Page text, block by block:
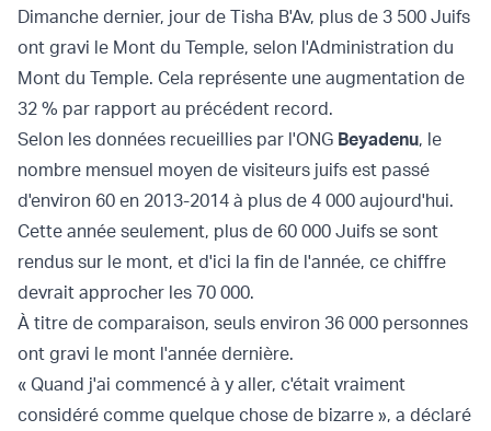
Dimanche dernier, jour de Tisha B'Av, plus de 3 500 Juifs
ont gravi le Mont du Temple, selon l'Administration du
Mont du Temple. Cela représente une augmentation de
32 % par rapport au précédent record.
Selon les données recueillies par l'ONG Beyadenu, le
nombre mensuel moyen de visiteurs juifs est passé
d'environ 60 en 2013-2014 à plus de 4 000 aujourd'hui.
Cette année seulement, plus de 60 000 Juifs se sont
rendus sur le mont, et d'ici la fin de l'année, ce chiffre
devrait approcher les 70 000.
À titre de comparaison, seuls environ 36 000 personnes
ont gravi le mont l'année dernière.
« Quand j'ai commencé à y aller, c'était vraiment
considéré comme quelque chose de bizarre », a déclaré